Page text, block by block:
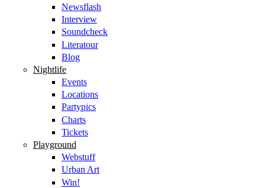
Newsflash
Interview
Soundcheck
Literatour
Blog
Nightlife
Events
Locations
Partypics
Charts
Tickets
Playground
Webstuff
Urban Art
Win!